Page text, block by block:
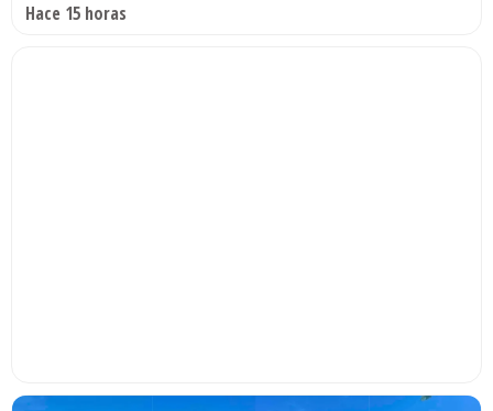
Hace 15 horas